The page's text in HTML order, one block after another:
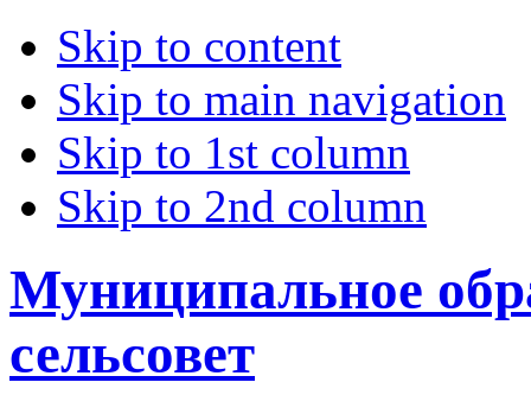
Skip to content
Skip to main navigation
Skip to 1st column
Skip to 2nd column
Муниципальное
сельсовет